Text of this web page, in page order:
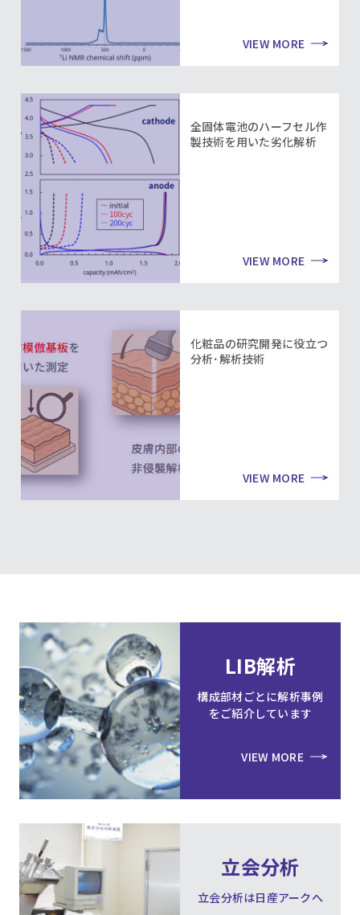
VIEW MORE
全固体電池のハーフセル作
製技術を用いた劣化解析
VIEW MORE
化粧品の研究開発に役立つ
分析･解析技術
VIEW MORE
LIB解析
構成部材ごとに解析事例
をご紹介しています
VIEW MORE
立会分析
立会分析は日産アークへ